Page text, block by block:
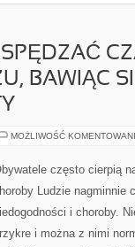
BAWIĄC
MOŻLIWOŚĆ
często cierpią
Ludzie nagminnie
i choroby.
i można z nimi